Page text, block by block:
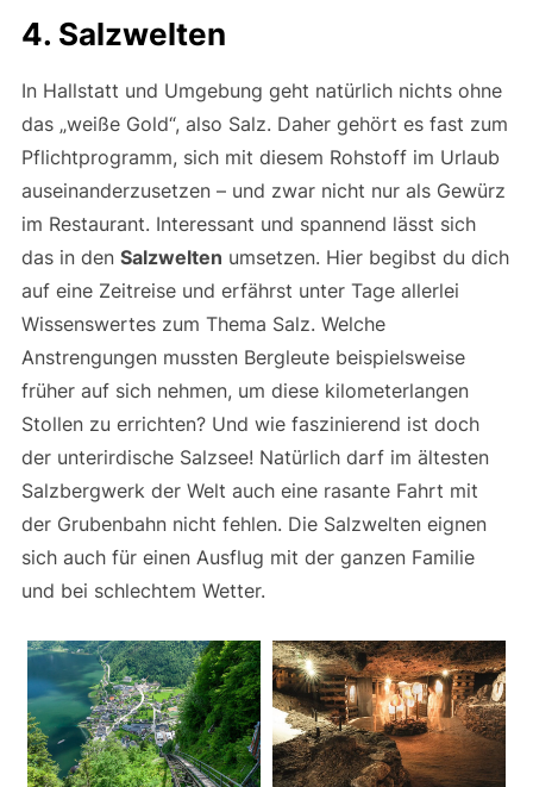
4. Salzwelten
In Hallstatt und Umgebung geht natürlich nichts ohne
das „weiße Gold“, also Salz. Daher gehört es fast zum
Pflichtprogramm, sich mit diesem Rohstoff im Urlaub
auseinanderzusetzen – und zwar nicht nur als Gewürz
im Restaurant. Interessant und spannend lässt sich
das in den Salzwelten umsetzen. Hier begibst du dich
auf eine Zeitreise und erfährst unter Tage allerlei
Wissenswertes zum Thema Salz. Welche
Anstrengungen mussten Bergleute beispielsweise
früher auf sich nehmen, um diese kilometerlangen
Stollen zu errichten? Und wie faszinierend ist doch
der unterirdische Salzsee! Natürlich darf im ältesten
Salzbergwerk der Welt auch eine rasante Fahrt mit
der Grubenbahn nicht fehlen. Die Salzwelten eignen
sich auch für einen Ausflug mit der ganzen Familie
und bei schlechtem Wetter.